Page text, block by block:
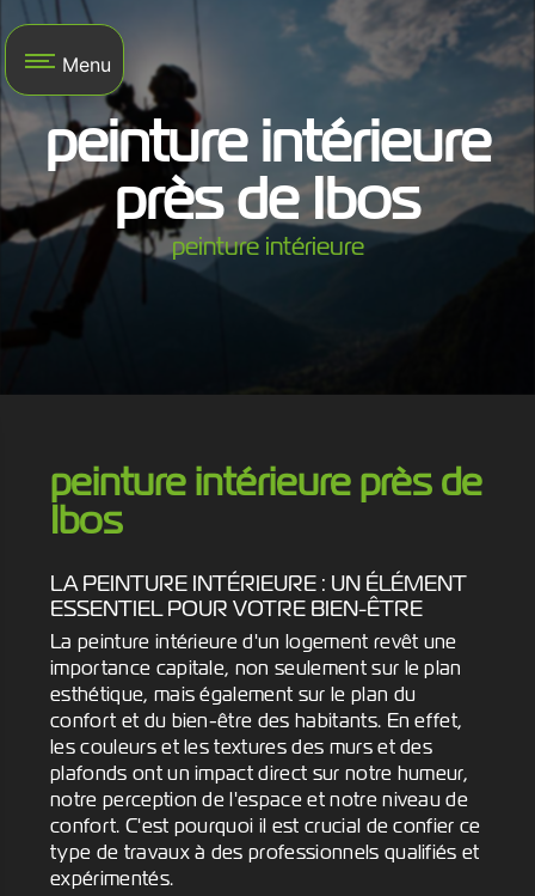
Menu
peinture intérieure
près de Ibos
peinture intérieure
peinture intérieure près de
Ibos
LA PEINTURE INTÉRIEURE : UN ÉLÉMENT
ESSENTIEL POUR VOTRE BIEN-ÊTRE
La peinture intérieure d'un logement revêt une
importance capitale, non seulement sur le plan
esthétique, mais également sur le plan du
confort et du bien-être des habitants. En effet,
les couleurs et les textures des murs et des
plafonds ont un impact direct sur notre humeur,
notre perception de l'espace et notre niveau de
confort. C'est pourquoi il est crucial de confier ce
type de travaux à des professionnels qualifiés et
expérimentés.
Panneau de gestion des cookies